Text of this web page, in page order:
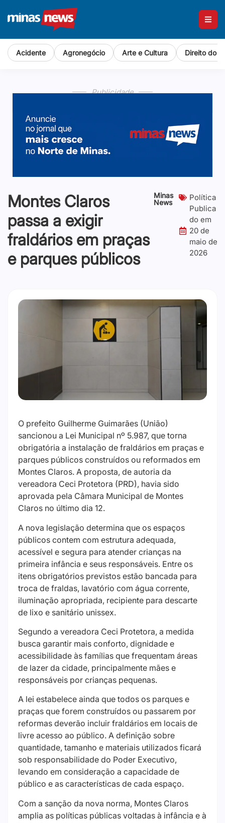
Acidente Agronegócio Arte e Cultura Direito do
Publicidade
Minas
News
Política
Publica
do em
20 de
maio de
2026
Montes Claros
passa a exigir
fraldários em praças
e parques públicos
O prefeito Guilherme Guimarães (União)
sancionou a Lei Municipal nº 5.987, que torna
obrigatória a instalação de fraldários em praças e
parques públicos construídos ou reformados em
Montes Claros. A proposta, de autoria da
vereadora Ceci Protetora (PRD), havia sido
aprovada pela Câmara Municipal de Montes
Claros no último dia 12.
A nova legislação determina que os espaços
públicos contem com estrutura adequada,
acessível e segura para atender crianças na
primeira infância e seus responsáveis. Entre os
itens obrigatórios previstos estão bancada para
troca de fraldas, lavatório com água corrente,
iluminação apropriada, recipiente para descarte
de lixo e sanitário unissex.
Segundo a vereadora Ceci Protetora, a medida
busca garantir mais conforto, dignidade e
acessibilidade às famílias que frequentam áreas
de lazer da cidade, principalmente mães e
responsáveis por crianças pequenas.
A lei estabelece ainda que todos os parques e
praças que forem construídos ou passarem por
reformas deverão incluir fraldários em locais de
livre acesso ao público. A definição sobre
quantidade, tamanho e materiais utilizados ficará
sob responsabilidade do Poder Executivo,
levando em consideração a capacidade de
público e as características de cada espaço.
Com a sanção da nova norma, Montes Claros
amplia as políticas públicas voltadas à infância e à